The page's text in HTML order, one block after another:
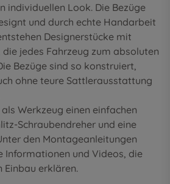
individuellen Look. Die Bezüge
und durch echte Handarbeit
Designerstücke mit
jedes Fahrzeug zum absoluten
Bezüge sind so konstruiert,
ohne teure Sattlerausstattung
Werkzeug einen einfachen
Schraubendreher und eine
den Montageanleitungen
Informationen und Videos, die
Einbau erklären.